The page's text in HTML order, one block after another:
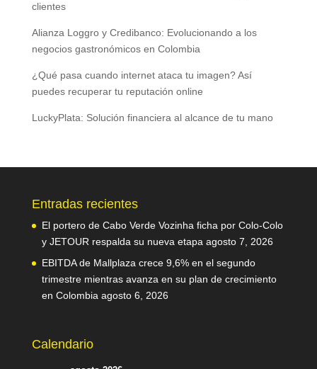
clientes
Alianza Loggro y Credibanco: Evolucionando a los
negocios gastronómicos en Colombia
¿Qué pasa cuando internet ataca tu imagen? Así
puedes recuperar tu reputación online
LuckyPlata: Solución financiera al alcance de tu mano
Entradas recientes
El portero de Cabo Verde Vozinha ficha por Colo-Colo
y JETOUR respalda su nueva etapa agosto 7, 2026
EBITDA de Mallplaza crece 9,6% en el segundo
trimestre mientras avanza en su plan de crecimiento
en Colombia agosto 6, 2026
Calendario